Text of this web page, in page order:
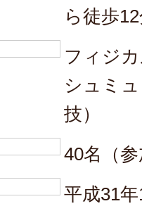
ら徒歩
フィジ
シュミ
技）
40名（
平成31